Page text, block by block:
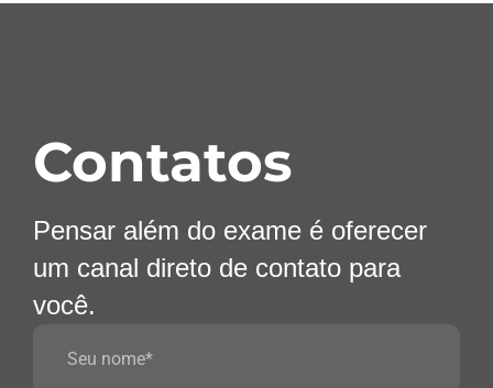
Contatos
Pensar além do exame é oferecer
um canal direto de contato para
você.